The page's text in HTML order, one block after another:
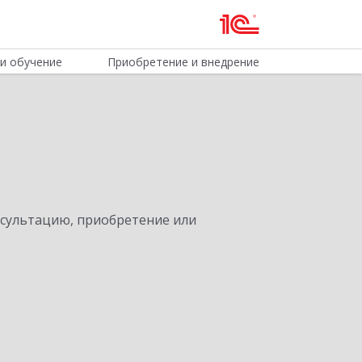
обучение Приобретение и внедрение
приобретение или